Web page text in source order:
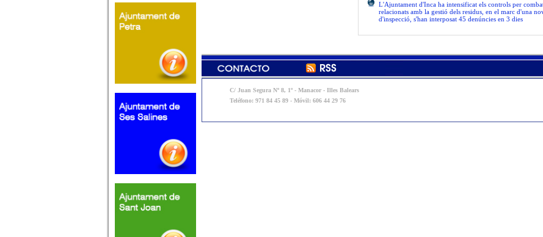
L'Ajuntament d'Inca ha intensificat els controls per
relacionats amb la gestió dels residus, en el marc d'una
d'inspecció, s'han interposat 45 denúncies en 3 dies
C/ Juan Segura Nº 8, 1º - Manacor - Illes Balears
Teléfono: 971 84 45 89 - Móvil: 606 44 29 76